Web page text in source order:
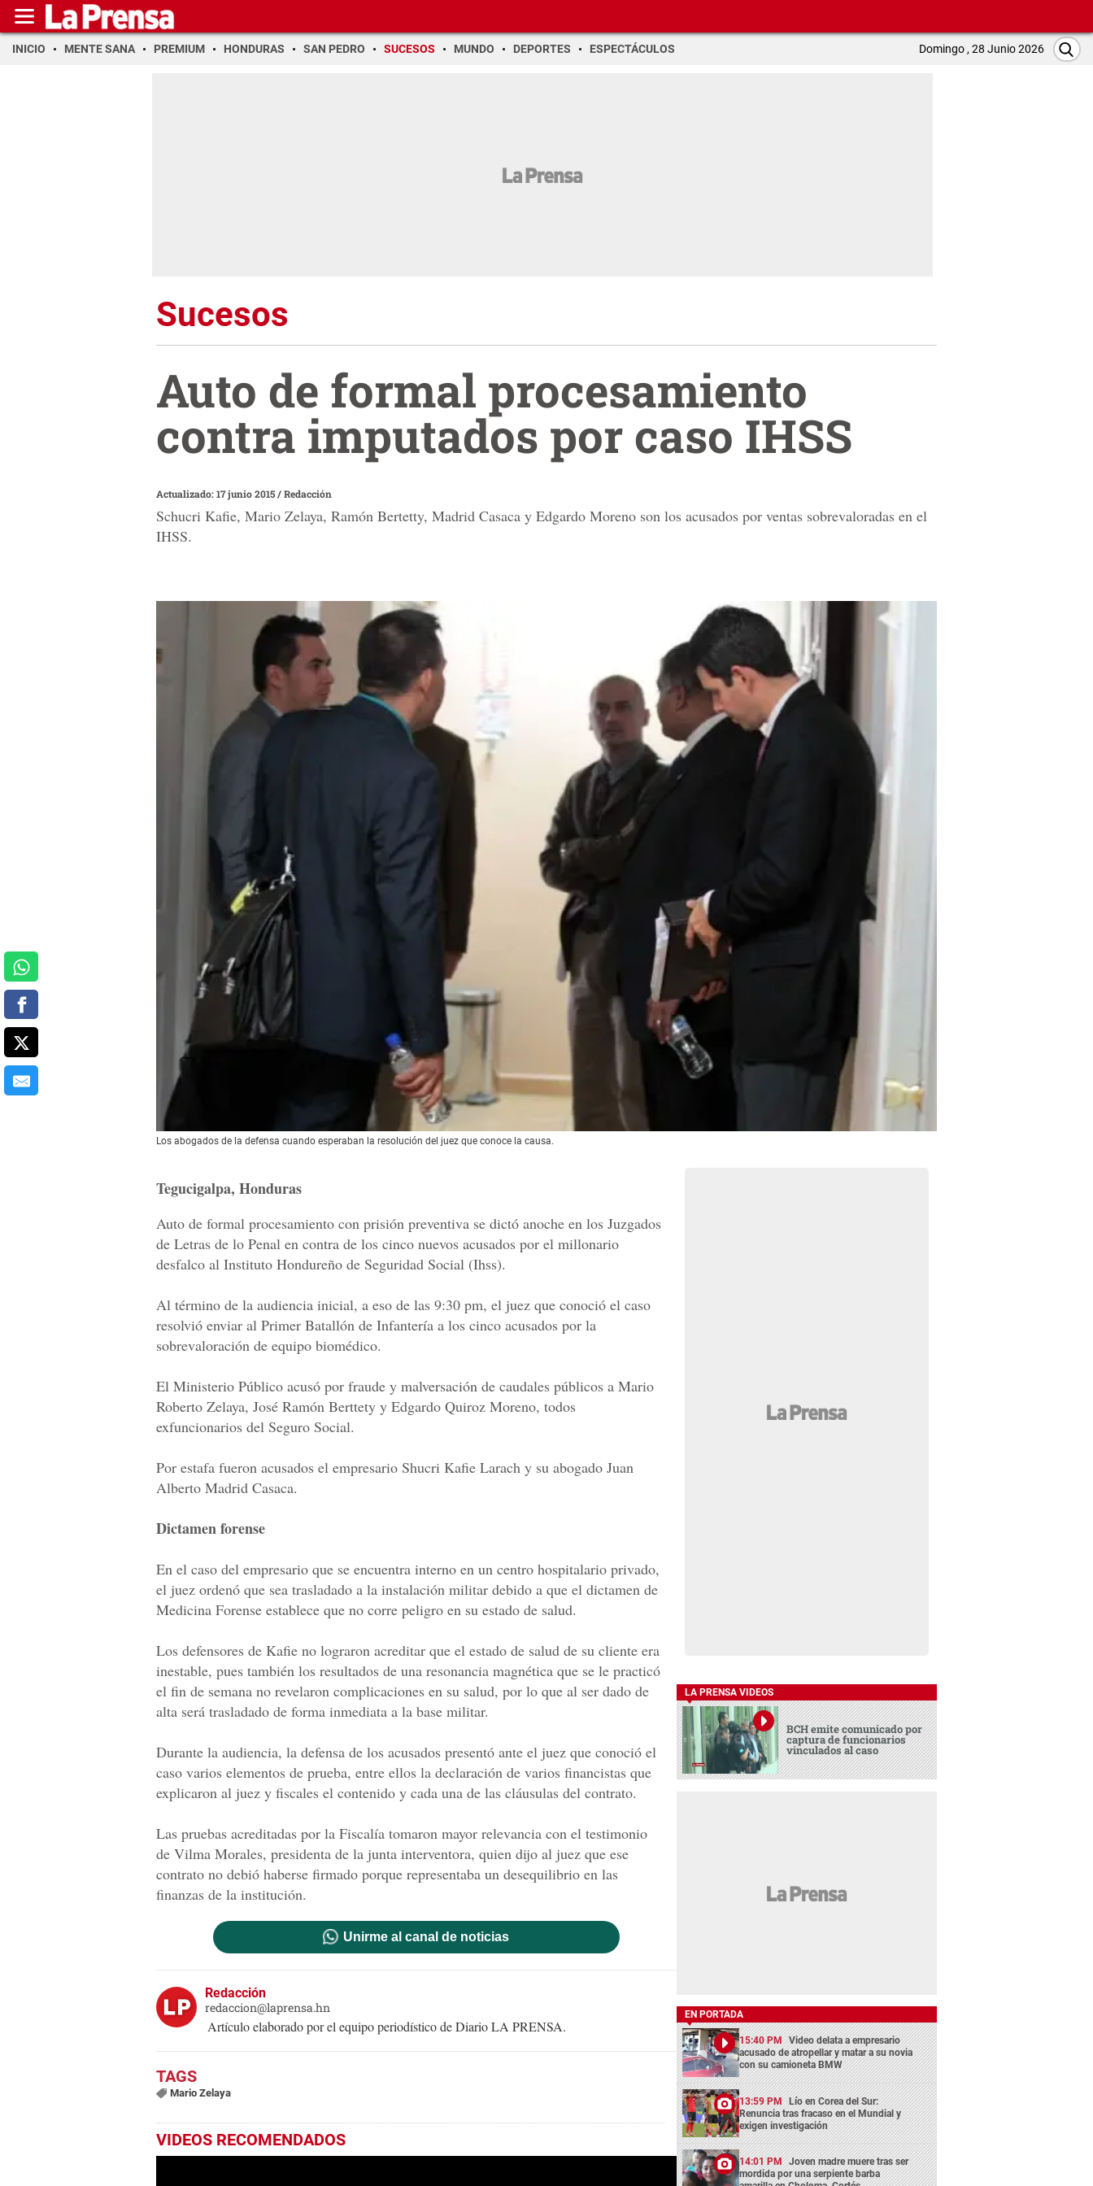
INICIO MENTE SANA PREMIUM HONDURAS SAN PEDRO SUCESOS MUNDO DEPORTES ESPECTÁCULOS Domingo , 28 Junio 2026
Sucesos
Auto de formal procesamiento
contra imputados por caso IHSS
Actualizado: 17 junio 2015/Redacción
Schucri Kafie, Mario Zelaya, Ramón Bertetty, Madrid Casaca y Edgardo Moreno son los acusados por ventas sobrevaloradas en el
IHSS.
Los abogados de la defensa cuando esperaban la resolución del juez que conoce la causa.
Tegucigalpa, Honduras
Auto de formal procesamiento con prisión preventiva se dictó anoche en los Juzgados
de Letras de lo Penal en contra de los cinco nuevos acusados por el millonario
desfalco al Instituto Hondureño de Seguridad Social (Ihss).
Al término de la audiencia inicial, a eso de las 9:30 pm, el juez que conoció el caso
resolvió enviar al Primer Batallón de Infantería a los cinco acusados por la
sobrevaloración de equipo biomédico.
El Ministerio Público acusó por fraude y malversación de caudales públicos a Mario
Roberto Zelaya, José Ramón Berttety y Edgardo Quiroz Moreno, todos
exfuncionarios del Seguro Social.
Por estafa fueron acusados el empresario Shucri Kafie Larach y su abogado Juan
Alberto Madrid Casaca.
Dictamen forense
En el caso del empresario que se encuentra interno en un centro hospitalario privado,
el juez ordenó que sea trasladado a la instalación militar debido a que el dictamen de
Medicina Forense establece que no corre peligro en su estado de salud.
Los defensores de Kafie no lograron acreditar que el estado de salud de su cliente era
inestable, pues también los resultados de una resonancia magnética que se le practicó
el fin de semana no revelaron complicaciones en su salud, por lo que al ser dado de
alta será trasladado de forma inmediata a la base militar.
Durante la audiencia, la defensa de los acusados presentó ante el juez que conoció el
caso varios elementos de prueba, entre ellos la declaración de varios financistas que
explicaron al juez y fiscales el contenido y cada una de las cláusulas del contrato.
Las pruebas acreditadas por la Fiscalía tomaron mayor relevancia con el testimonio
de Vilma Morales, presidenta de la junta interventora, quien dijo al juez que ese
contrato no debió haberse firmado porque representaba un desequilibrio en las
finanzas de la institución.
Unirme al canal de noticias
Redacción
redaccion@laprensa.hn
Artículo elaborado por el equipo periodístico de Diario LA PRENSA.
Mario Zelaya
VIDEOS RECOMENDADOS
LA PRENSA VIDEOS
BCH emite comunicado por
captura de funcionarios
vinculados al caso
EN PORTADA
15:40 PM Video delata a empresario
acusado de atropellar y matar a su novia
con su camioneta BMW
13:59 PM Lío en Corea del Sur:
Renuncia tras fracaso en el Mundial y
exigen investigación
14:01 PM Joven madre muere tras ser
mordida por una serpiente barba